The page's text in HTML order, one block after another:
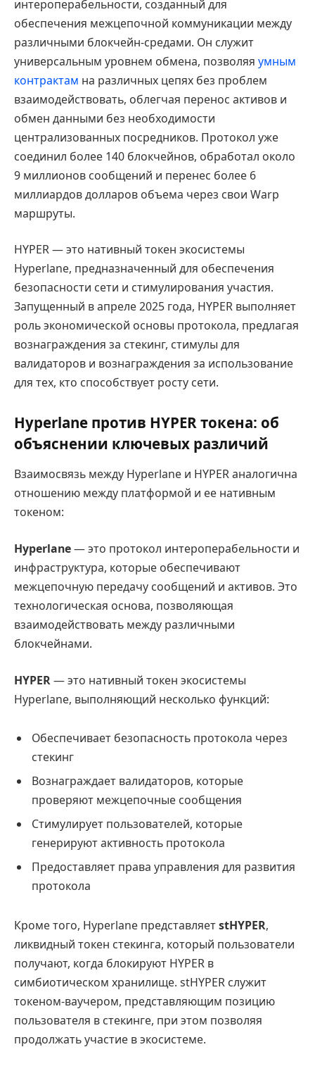
интероперабельности, созданный для
обеспечения межцепочной коммуникации между
различными блокчейн-средами. Он служит
универсальным уровнем обмена, позволяя умным
контрактам на различных цепях без проблем
взаимодействовать, облегчая перенос активов и
обмен данными без необходимости
централизованных посредников. Протокол уже
соединил более 140 блокчейнов, обработал около
9 миллионов сообщений и перенес более 6
миллиардов долларов объема через свои Warp
маршруты.
HYPER — это нативный токен экосистемы
Hyperlane, предназначенный для обеспечения
безопасности сети и стимулирования участия.
Запущенный в апреле 2025 года, HYPER выполняет
роль экономической основы протокола, предлагая
вознаграждения за стекинг, стимулы для
валидаторов и вознаграждения за использование
для тех, кто способствует росту сети.
Hyperlane против HYPER токена: об
объяснении ключевых различий
Взаимосвязь между Hyperlane и HYPER аналогична
отношению между платформой и ее нативным
токеном:
Hyperlane— это протокол интероперабельности и
инфраструктура, которые обеспечивают
межцепочную передачу сообщений и активов. Это
технологическая основа, позволяющая
взаимодействовать между различными
блокчейнами.
HYPER— это нативный токен экосистемы
Hyperlane, выполняющий несколько функций:
Обеспечивает безопасность протокола через
стекинг
Вознаграждает валидаторов, которые
проверяют межцепочные сообщения
Стимулирует пользователей, которые
генерируют активность протокола
Предоставляет права управления для развития
протокола
Кроме того, Hyperlane представляетstHYPER,
ликвидный токен стекинга, который пользователи
получают, когда блокируют HYPER в
симбиотическом хранилище. stHYPER служит
токеном-ваучером, представляющим позицию
пользователя в стекинге, при этом позволяя
продолжать участие в экосистеме.